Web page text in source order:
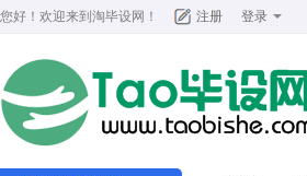
您好！欢迎来到 淘毕设网 ！ 注册 登录